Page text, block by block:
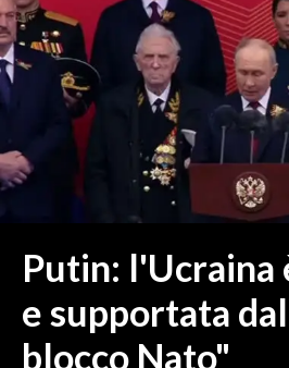
SULCIS IGLESIENTE
MEDIO CAMPIDANO
ORISTANO E PROVINCIA
SASSARI E PROVINCIA
GALLURA
NUORO E PROVINCIA
ITALIA
MONDO
Putin: l'Ucraina
e supportata
blocco Nato"